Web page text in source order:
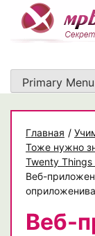
content
Primary Menu
Главная /
Тоже нужно
Twenty Things
Веб-
Веб-